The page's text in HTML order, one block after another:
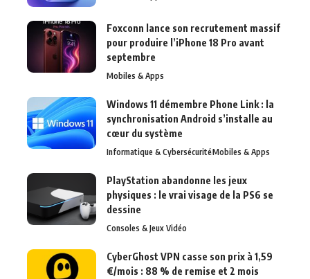
Foxconn lance son recrutement massif
pour produire l’iPhone 18 Pro avant
septembre
Mobiles & Apps
Windows 11 démembre Phone Link : la
synchronisation Android s’installe au
cœur du système
Informatique & CybersécuritéMobiles & Apps
PlayStation abandonne les jeux
physiques : le vrai visage de la PS6 se
dessine
Consoles & Jeux Vidéo
CyberGhost VPN casse son prix à 1,59
€/mois : 88 % de remise et 2 mois